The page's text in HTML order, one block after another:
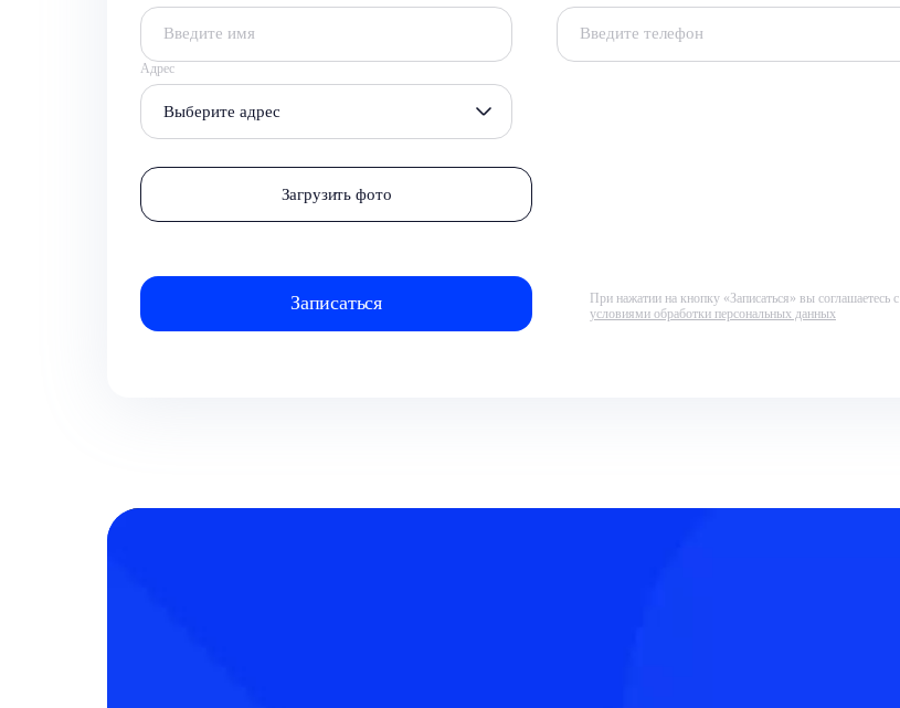
Адрес
Выберите адрес
Загрузить фото
При нажатии на кнопку «Записаться» вы соглашаетесь с
условиями обработки персональных данных